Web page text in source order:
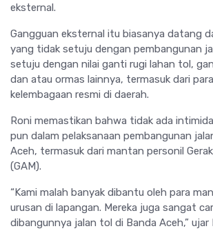
eksternal.
Gangguan eksternal itu biasanya datang
yang tidak setuju dengan pembangunan
setuju dengan nilai ganti rugi lahan tol,
dan atau ormas lainnya, termasuk dari
kelembagaan resmi di daerah.
Roni memastikan bahwa tidak ada
pun dalam pelaksanaan pembangunan
Aceh, termasuk dari mantan personil
(GAM).
“Kami malah banyak dibantu oleh para
urusan di lapangan. Mereka juga sangat
dibangunnya jalan tol di Banda Aceh,” ujar